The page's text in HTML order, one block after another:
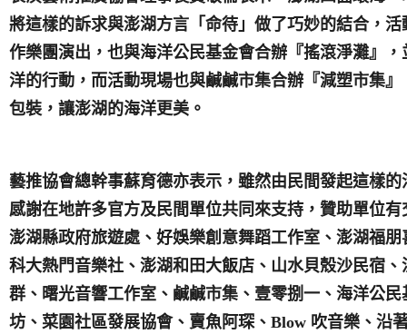
將這樣的訴求與澎湖方言「命待」做了巧妙的結合，
作樂團演出，也與海洋公民基金會合辦『搖滾淨灘』
洋的行動，而活動現場也與鹹鹹市集合辦『減塑市集
包裝，讓澎湖的海洋更美。
藝推協會總幹事蘇育德亦表示，雖然由民間發起這樣
感謝在地許多官方及民間單位共同來支持，贊助單位
澎湖縣政府旅遊處、好娛樂創意舞蹈工作室、澎湖福
科大熱門音樂社 、澎湖和田大飯店、山水貝殼沙民宿
群、曙光音響工作室、 鹹鹹市集、壹零捌一、 海洋公民
坊、菜園社區發展協會、賣魚阿琛、Blow 吹音樂、沿